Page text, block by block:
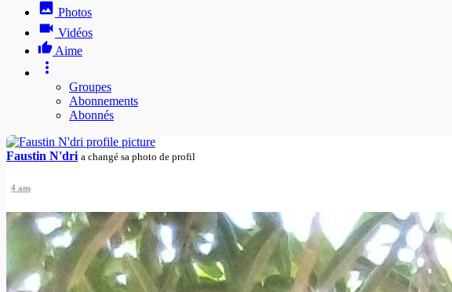
Photos
Vidéos
Aime
Groupes
Abonnements
Abonnés
Faustin N'dri a changé sa photo de profil
4 ans